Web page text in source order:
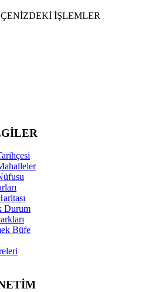
İŞLEMLER
Durum
Büfe